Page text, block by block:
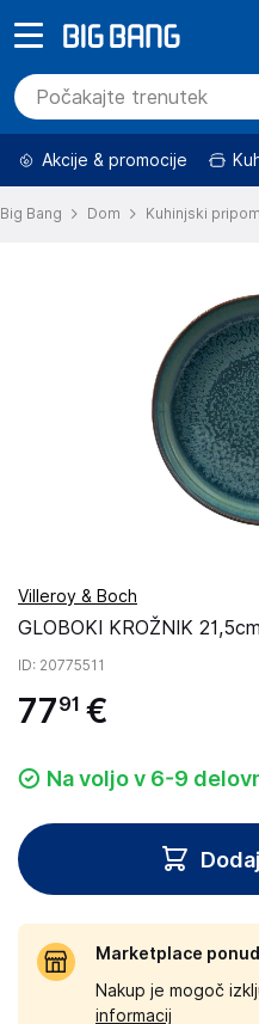
Akcije & promocije
Big Bang Dom Kuhinjski
Villeroy & Boch
GLOBOKI KROŽNIK
ID: 20775511
7791 €
Na voljo v 6-9
Marketplace
Nakup je mogoč
informacij